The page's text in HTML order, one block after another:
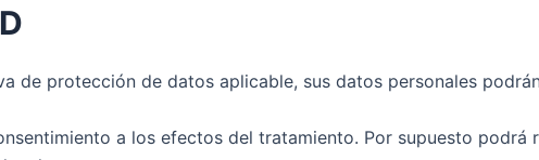
de protección de datos aplicable, sus datos personales
a los efectos del tratamiento. Por supuesto podrá